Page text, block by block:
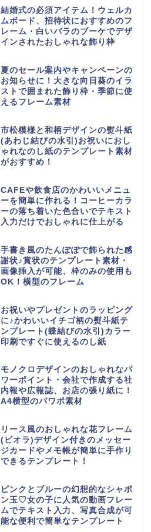
結婚式の必須アイテム！ウェルカ
ムボード、招待状におすすめのフ
レーム・白いバラのブーケでデザ
インされたおしゃれな飾り枠
夏のセール案内やキャンペーンの
お知らせに！大きな向日葵のイラ
ストで囲まれた飾り枠・季節に使
えるフレーム素材
市松模様と和柄デザインの熨斗紙
(あわじ結びの水引)お祝いにおし
ゃれなのし紙のテンプレート素材
がおすすめ！
CAFEや飲食店のかわいいメニュ
ーを簡単に作れる！コーヒーカラ
ーの落ち着いた色合いでテキスト
入力だけでおしゃれに仕上がる
手書き風のたんぽぽで飾られた感
謝状♪賞状のテンプレート素材・
画像挿入が可能、枠のみの使用も
OK！横型のフレーム
お祝いやプレゼントのラッピング
に♪かわいいイチゴ柄の熨斗紙テ
ンプレート(蝶結びの水引)カラー
印刷ですぐに使えるのし紙
モノクロデザインのおしゃれなパ
ワーポイント・会社で作成する社
内報や広報誌、お店の張り紙に！
A4横型のパワポ素材
リース風のおしゃれな花フレーム
(ビオラ)デザイン付きのメッセー
ジカードやメモ帳が簡単に手作り
できるテンプレート！
ピンクとブルーの幻想的なシャボ
ン玉♡女の子に人気の動画フレー
ムでテキスト入力、写真合成が可
能な便利で簡単なテンプレート